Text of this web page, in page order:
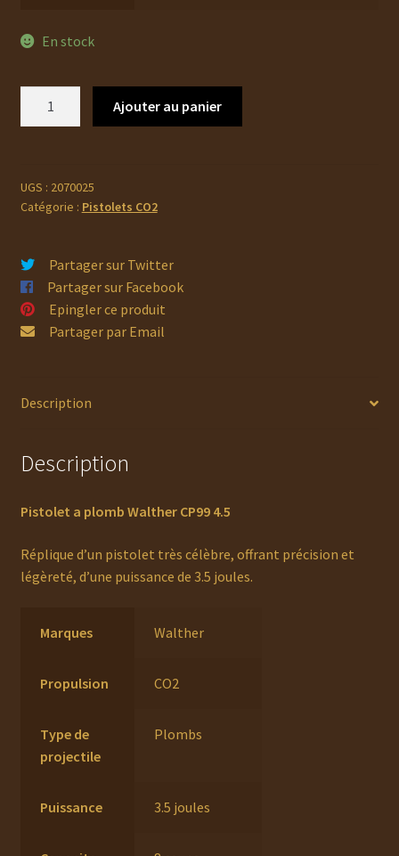
En stock
plomb
Walther
Ajouter au panier
UGS : 2070025
Catégorie : Pistolets CO2
Partager sur Twitter
Partager sur Facebook
Epingler ce produit
Partager par Email
Description
Description
Pistolet a plomb Walther CP99 4.5
Réplique d’un pistolet très célèbre, offrant précision et
légèreté, d’une puissance de 3.5 joules.
Marques Walther
Propulsion CO2
Type de
projectile
Plombs
Puissance 3.5 joules